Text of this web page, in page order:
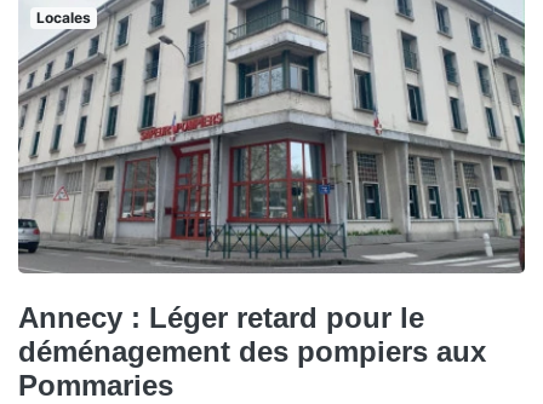
Locales
Annecy : Léger retard pour le
déménagement des pompiers aux
Pommaries